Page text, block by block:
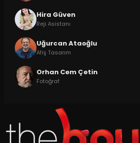
Hira Güven
Reji Asistanı
Uğurcan Ataoğlu
Afiş Tasarım
Orhan Cem Çetin
Fotoğraf